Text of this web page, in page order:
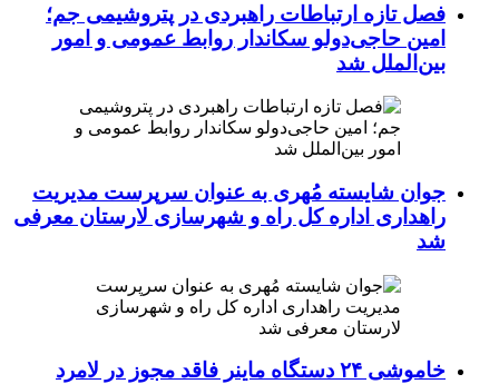
فصل تازه ارتباطات راهبردی در پتروشیمی جم؛
امین حاجی‌دولو سکاندار روابط عمومی و امور
بین‌الملل شد
جوان شایسته مُهری به عنوان سرپرست مدیریت
راهداری اداره کل راه و شهرسازی لارستان معرفی
شد
خاموشی ۲۴ دستگاه ماینر فاقد مجوز در لامرد